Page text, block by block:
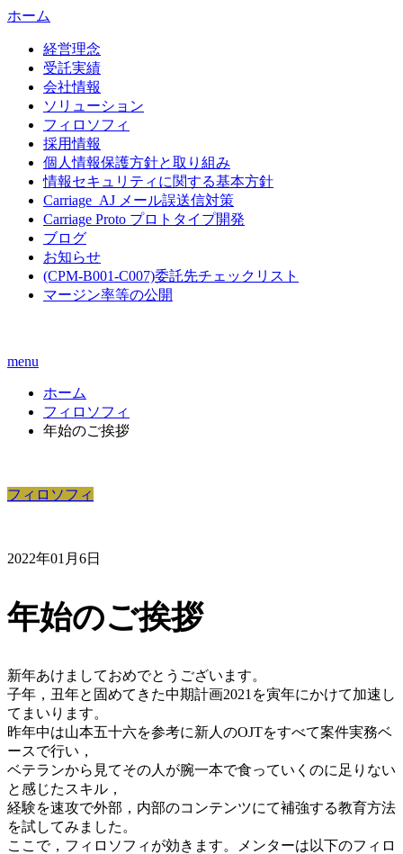
ホーム
経営理念
受託実績
会社情報
ソリューション
フィロソフィ
採用情報
個人情報保護方針と取り組み
情報セキュリティに関する基本方針
Carriage_AJ メール誤送信対策
Carriage Proto プロトタイプ開発
ブログ
お知らせ
(CPM-B001-C007)委託先チェックリスト
マージン率等の公開
menu
ホーム
フィロソフィ
年始のご挨拶
フィロソフィ
2022年01月6日
年始のご挨拶
新年あけましておめでとうございます。
子年，丑年と固めてきた中期計画2021を寅年にかけて加速し
てまいります。
昨年中は山本五十六を参考に新人のOJTをすべて案件実務ベ
ースで行い，
ベテランから見てその人が腕一本で食っていくのに足りない
と感じたスキル，
経験を速攻で外部，内部のコンテンツにて補強する教育方法
を試してみました。
ここで，フィロソフィが効きます。メンターは以下のフィロ